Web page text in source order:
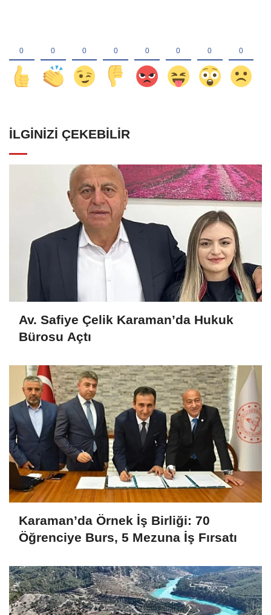
İLGINIZI ÇEKEBILIR
Av. Safiye Çelik Karaman’da Hukuk
Bürosu Açtı
Karaman’da Örnek İş Birliği: 70
Öğrenciye Burs, 5 Mezuna İş Fırsatı